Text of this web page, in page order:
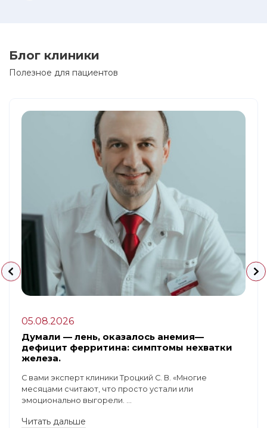
Блог клиники
Полезное для пациентов
05.08.2026
Думали — лень, оказалось анемия—
дефицит ферритина: симптомы нехватки
железа.
С вами эксперт клиники Троцкий С. В. «Многие
месяцами считают, что просто устали или
эмоционально выгорели. ...
Читать дальше